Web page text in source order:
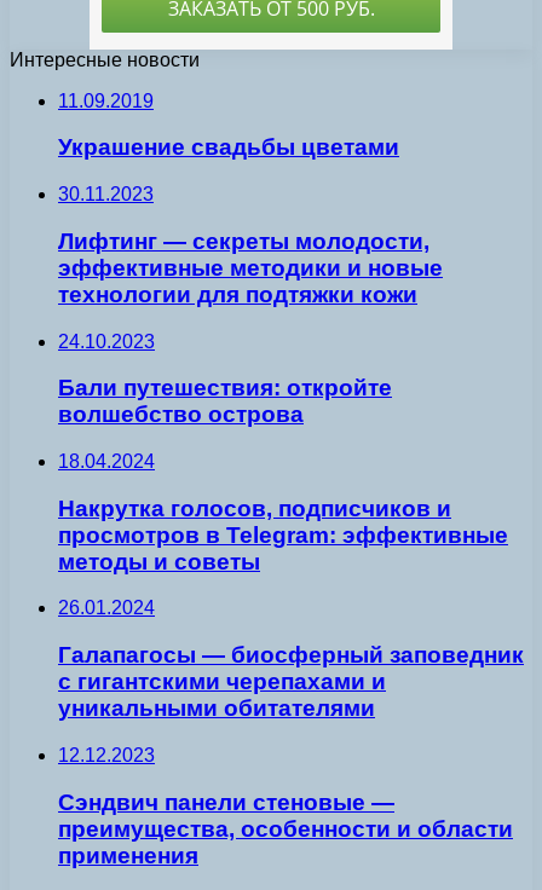
Интересные новости
11.09.2019
Украшение свадьбы цветами
30.11.2023
Лифтинг — секреты молодости,
эффективные методики и новые
технологии для подтяжки кожи
24.10.2023
Бали путешествия: откройте
волшебство острова
18.04.2024
Накрутка голосов, подписчиков и
просмотров в Telegram: эффективные
методы и советы
26.01.2024
Галапагосы — биосферный заповедник
с гигантскими черепахами и
уникальными обитателями
12.12.2023
Сэндвич панели стеновые —
преимущества, особенности и области
применения